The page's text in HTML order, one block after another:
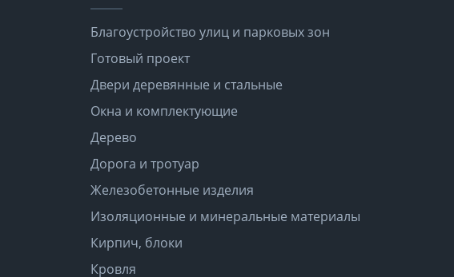
Благоустройство улиц и парковых зон
Готовый проект
Двери деревянные и стальные
Окна и комплектующие
Дерево
Дорога и тротуар
Железобетонные изделия
Изоляционные и минеральные материалы
Кирпич, блоки
Кровля